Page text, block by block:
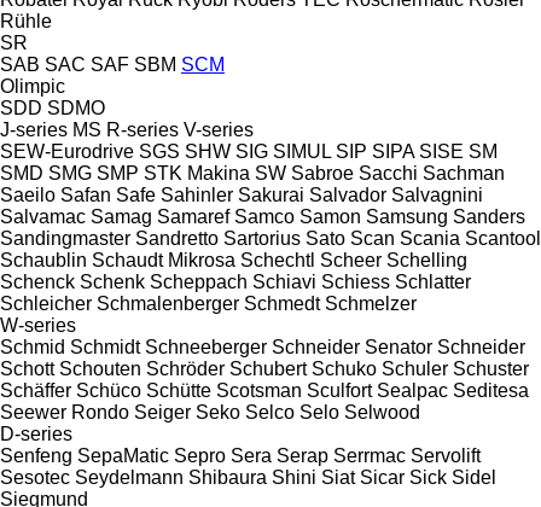
Rühle
SR
SAB SAC SAF SBM SCM
Olimpic
SDD SDMO
J-series MS R-series V-series
SEW-Eurodrive SGS SHW SIG SIMUL SIP SIPA SISE SM
SMD SMG SMP STK Makina SW Sabroe Sacchi Sachman
Saeilo Safan Safe Sahinler Sakurai Salvador Salvagnini
Salvamac Samag Samaref Samco Samon Samsung Sanders
Sandingmaster Sandretto Sartorius Sato Scan Scania Scantool
Schaublin Schaudt Mikrosa Schechtl Scheer Schelling
Schenck Schenk Scheppach Schiavi Schiess Schlatter
Schleicher Schmalenberger Schmedt Schmelzer
W-series
Schmid Schmidt Schneeberger Schneider Senator Schneider
Schott Schouten Schröder Schubert Schuko Schuler Schuster
Schäffer Schüco Schütte Scotsman Sculfort Sealpac Seditesa
Seewer Rondo Seiger Seko Selco Selo Selwood
D-series
Senfeng SepaMatic Sepro Sera Serap Serrmac Servolift
Sesotec Seydelmann Shibaura Shini Siat Sicar Sick Sidel
Siegmund